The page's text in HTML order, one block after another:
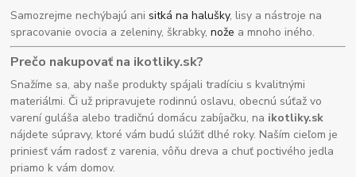
Samozrejme nechýbajú anisitká na halušky, lisy a nástroje na
spracovanie ovocia a zeleniny, škrabky,nože a mnoho iného.
Prečo nakupovať na ikotliky.sk?
Snažíme sa, aby naše produkty spájali tradíciu s kvalitnými
materiálmi. Či už pripravujete rodinnú oslavu, obecnú súťaž vo
varení guláša alebo tradičnú domácu zabíjačku, na ikotliky.sk
nájdete súpravy, ktoré vám budú slúžiť dlhé roky. Naším cieľom je
priniesť vám radosť z varenia, vôňu dreva a chuť poctivého jedla
priamo k vám domov.